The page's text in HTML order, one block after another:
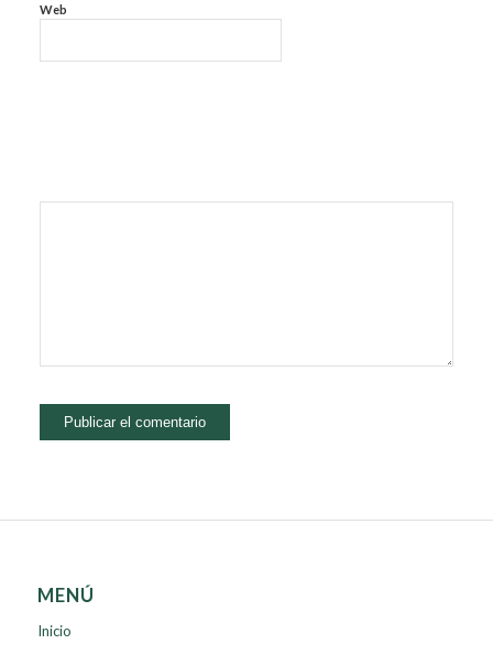
Web
MENÚ
Inicio